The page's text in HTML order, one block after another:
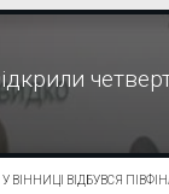
У ВІННИЦІ ВІДБУВСЯ